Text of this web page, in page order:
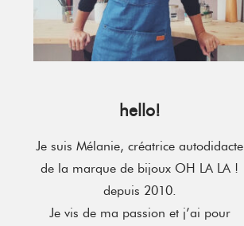
hello!
Je suis Mélanie, créatrice autodidacte
de la marque de bijoux OH LA LA !
depuis 2010.
Je vis de ma passion et j’ai pour